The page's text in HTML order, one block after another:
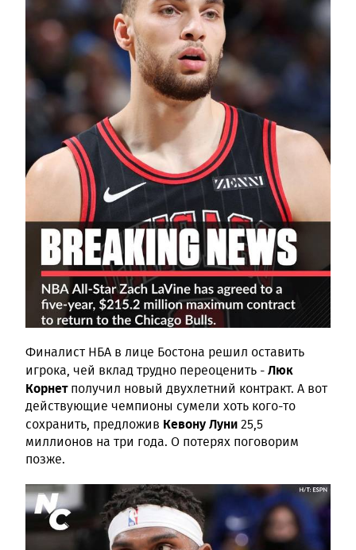
Финалист НБА в лице Бостона решил оставить
игрока, чей вклад трудно переоценить -Люк
Корнетполучил новый двухлетний контракт. А вот
действующие чемпионы сумели хоть кого-то
сохранить, предложив Кевону Луни25,5
миллионов на три года. О потерях поговорим
позже.